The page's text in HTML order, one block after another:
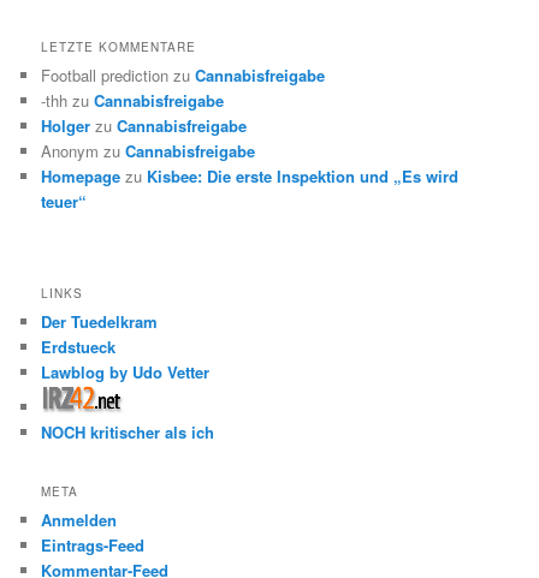
LETZTE KOMMENTARE
Football prediction zuCannabisfreigabe
-thh zuCannabisfreigabe
Holger zuCannabisfreigabe
Anonym zuCannabisfreigabe
Homepage zu Kisbee: Die erste Inspektion und „Es wird
teuer“
LINKS
Der Tuedelkram
Erdstueck
Lawblog by Udo Vetter
NOCH kritischer als ich
META
Anmelden
Eintrags-Feed
Kommentar-Feed